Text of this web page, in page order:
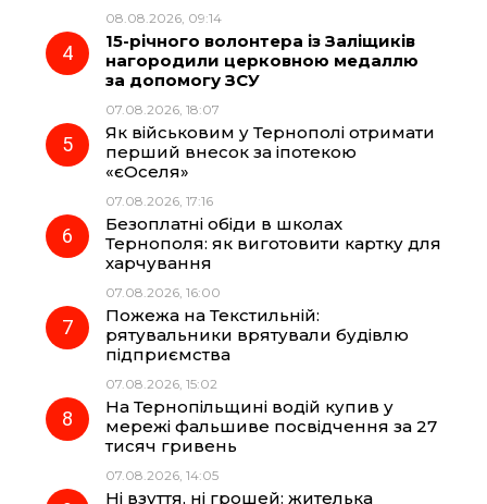
08.08.2026, 09:14
15-річного волонтера із Заліщиків
нагородили церковною медаллю
за допомогу ЗСУ
07.08.2026, 18:07
Як військовим у Тернополі отримати
перший внесок за іпотекою
«єОселя»
07.08.2026, 17:16
Безоплатні обіди в школах
Тернополя: як виготовити картку для
харчування
07.08.2026, 16:00
Пожежа на Текстильній:
рятувальники врятували будівлю
підприємства
07.08.2026, 15:02
На Тернопільщині водій купив у
мережі фальшиве посвідчення за 27
тисяч гривень
07.08.2026, 14:05
Ні взуття, ні грошей: жителька